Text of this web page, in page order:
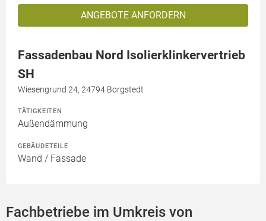
ANGEBOTE ANFORDERN
Fassadenbau Nord Isolierklinkervertrieb
SH
Wiesengrund 24, 24794 Borgstedt
TÄTIGKEITEN
Außendämmung
GEBÄUDETEILE
Wand / Fassade
Fachbetriebe im Umkreis von